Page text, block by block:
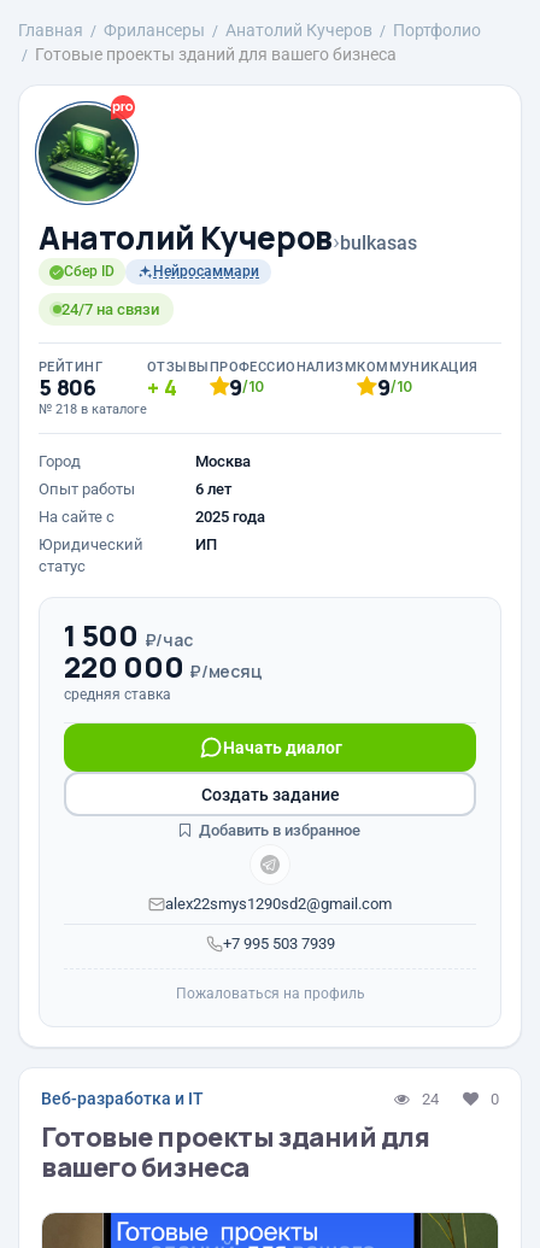
Главная Фрилансеры Анатолий Кучеров
Портфолио
Готовые проекты зданий для вашего бизнеса
Анатолий Кучеров›bulkasas
Сбер ID Нейросаммари
24/7 на связи
РЕЙТИНГ
5 806
№ 218 в каталоге
ОТЗЫВЫ
4
ПРОФЕССИОНАЛИЗМ
9/10
КОММУНИКАЦИЯ
9/10
Город
Москва
Опыт работы
6 лет
На сайте с
2025 года
Юридический
статус
ИП
1 500 ₽/час
220 000 ₽/месяц
средняя ставка
+7 995 503 7939
Начать диалог
alex22smys1290sd2@gmail.com
Создать задание
Добавить в избранное
Пожаловаться на профиль
Веб-разработка и IT 24 0
Готовые проекты зданий для
вашего бизнеса